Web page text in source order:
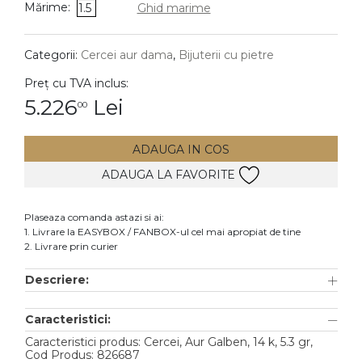
DIAMANTE Vezi toate
Cercei
Accesorii
Aur alb
Aur roz
Mărime: 1.5 Ghid marime
Categorii: Cercei aur dama, Bijuterii cu pietre
Preț cu TVA inclus:
5.22600 Lei
ADAUGA IN COS
ADAUGA LA FAVORITE
Plaseaza comanda astazi si ai:
1. Livrare la EASYBOX / FANBOX-ul cel mai apropiat de tine
2. Livrare prin curier
Descriere:
Caracteristici:
Caracteristici produs: Cercei, Aur Galben, 14 k, 5.3 gr,
Cod Produs: 826687